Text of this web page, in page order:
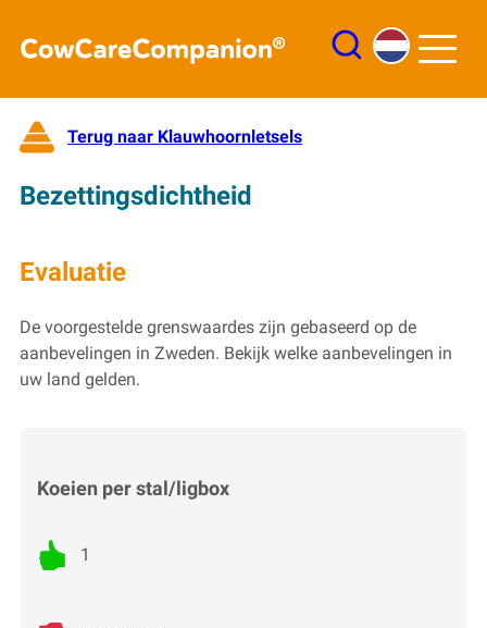
Login
Terug naar Klauwhoornletsels
Bezettingsdichtheid
Evaluatie
De voorgestelde grenswaardes zijn gebaseerd op de
aanbevelingen in Zweden. Bekijk welke aanbevelingen in
uw land gelden.
Koeien per stal/ligbox
1